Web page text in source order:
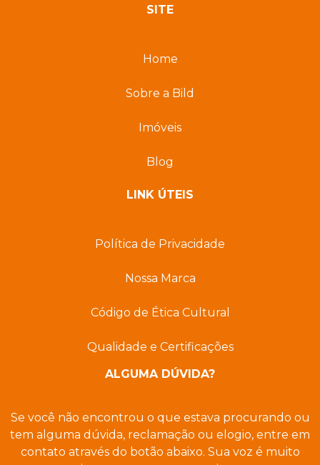
SITE
Home
Sobre a Bild
Imóveis
Blog
LINK ÚTEIS
Política de Privacidade
Nossa Marca
Código de Ética Cultural
Qualidade e Certificações
ALGUMA DÚVIDA?
Se você não encontrou o que estava procurando ou
tem alguma dúvida, reclamação ou elogio, entre em
contato através do botão abaixo. Sua voz é muito